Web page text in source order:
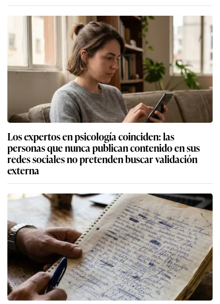
Los expertos en psicología coinciden: las
personas que nunca publican contenido en sus
redes sociales no pretenden buscar validación
externa